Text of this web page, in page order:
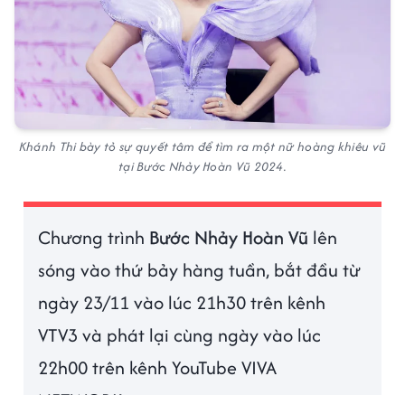
Khánh Thi bày tỏ sự quyết tâm để tìm ra một nữ hoàng khiêu vũ
tại Bước Nhảy Hoàn Vũ 2024.
Chương trình Bước Nhảy Hoàn Vũ lên
sóng vào thứ bảy hàng tuần, bắt đầu từ
ngày 23/11 vào lúc 21h30 trên kênh
VTV3 và phát lại cùng ngày vào lúc
22h00 trên kênh YouTube VIVA